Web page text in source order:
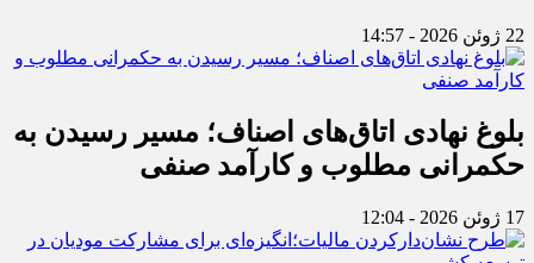
22 ژوئن 2026 - 14:57
بلوغ نهادی اتاق‌های اصناف؛ مسیر رسیدن به
حکمرانی مطلوب و کارآمد صنفی
17 ژوئن 2026 - 12:04